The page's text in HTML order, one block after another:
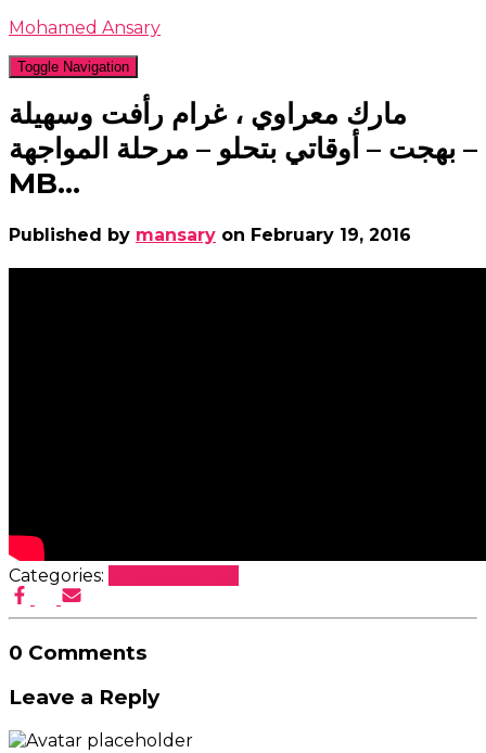
Mohamed Ansary
Toggle Navigation
مارك معراوي ، غرام رأفت وسهيلة
بهجت – أوقاتي بتحلو – مرحلة المواجهة –
MB…
Published by mansary on February 19, 2016
Categories:
0 Comments
Leave a Reply